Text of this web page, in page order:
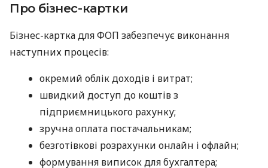
Про бізнес-картки
Бізнес-картка для ФОП забезпечує виконання
наступних процесів:
окремий облік доходів і витрат;
швидкий доступ до коштів з
підприємницького рахунку;
зручна оплата постачальникам;
безготівкові розрахунки онлайн і офлайн;
формування виписок для бухгалтера;